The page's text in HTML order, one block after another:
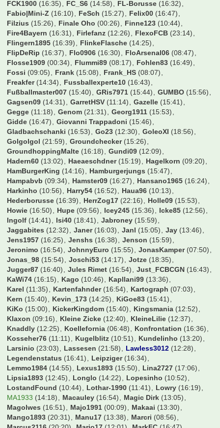
Christian-BW(14:34) Christian1205(01:21)
Christian1887(16:53) ChristianK(09:50) Christie(16:49)
Christoph27021900(15:40) Chrizb84(08:29)
Cody Rhodes(16:17) CoffeeG(12:30) Cohiba(18:52)
ConverseFCB(16:43) Cukinas(13:39) Cybaergizzle
DSCFranky(23:08) Dachlatt1405(16:13) Dangermike(16:42)
Daniel Düsentrieb(13:32) Daniel FCB (14:22)
Daniel V.(06:24) Daniel089(09:31) Daniel33(07:01)
Danny1895(13:54) Deilginis(15:45) Dennis21
DennisHopper(16:52) Der Hans(21:54) DerGast(12:48)
DesertWolf(15:58) Dolly(16:12) Domi85(15:23)
Domi89(02:05) Domidomdom(13:44) Don_Pao(16:49)
Doppelpass(15:30) Dorfrocker(14:30) DrKnut
Dravil(13:34) Dropicz(16:50) Dschorgo(10:51)
Duffman0815(16:40) Dugdi(12:24) EP-GH
ESVAUWE(16:52) EchteNummer10(00:16)
EgalWohin09(16:04) Eggi91(15:49) EisTee(15:19)
ElBarto(16:12) ElbePower(14:57) Elmostar(23:07)
Erenmann(16:50) Escape80(14:51) Esse1909(18:22)
Exorzischt(23:05) F2dP(15:55) FCB96(16:47)
FCK1900(16:35) FC_S6(14:58) FL-Borusse(16:32)
Fabio|Mini-Z(16:10) FeSch(15:27) Felix00(16:47)
Filzius(15:26) Finale Oho(00:26) Finne123(10:44)
Fire4Bayern(16:31) Firlefanz(12:26) FlexoFCB(23:14)
Flingern1895(16:39) FlinkeFlasche(14:25)
FlipDeRip (16:37) Flo0906(16:30) FloArsenal06(08:47)
Flosse1909(00:34) Flummi89(08:17) Fohlen83(16:49)
Fossi(09:05) Frank(15:08) Frank_HS (08:07)
Freakfer(14:34) Fussballexperte10(16:43)
Fußballmaster007(15:40) GRis7971 (15:44) GUMBO(15:56)
Gagsen09(14:31) GarretHSV(11:14) Gazelle(15:41)
Gegge(11:18) Genom(21:31) Georg1911(15:53)
Gidde(16:47) Giovanni Trappadoni(15:46)
Gladbachschanki(16:53) Go23(12:30) GoleoXI(18:56)
Golgolgol(21:59) Groundchecker(15:26)
GroundhoppingMalte(16:18) Gundi09(12:09)
Hadern60(13:02) Haeaeschdner(15:19) Hagelkorn
HamBurgerKing(14:16) Hamburgerjungs(15:47)
Hampabvb(09:34) Hamster09(16:27) Hansano1965(16:24)
Harkinho(10:56) Harry54(16:52) Haua96(10:13)
Hederborusse(16:39) HerrZog17(22:16) Holle09(15:53)
Howie(16:50) Hupe(09:56) Icey245 (15:36) Icke85(12:56)
Ingolf(14:41) Isi40(18:41) Jabroney(15:59)